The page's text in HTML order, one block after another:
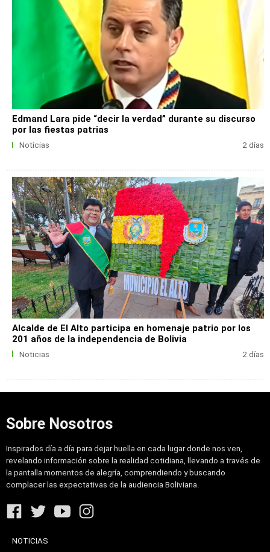
Edmand Lara pide “decir la verdad” durante su discurso
por las fiestas patrias
Noticias 2 días
Alcalde de El Alto participa en homenaje patrio por los
201 años de la independencia de Bolivia
Noticias 2 días
Sobre Nosotros
Inspirados día a día para dejar huella en cada lugar donde nos ven,
revelando información sobre la realidad cotidiana, llevando a través de
la pantalla momentos de alegría, comprendiendo y buscando
complacer las expectativas de la audiencia Boliviana.
NOTICIAS